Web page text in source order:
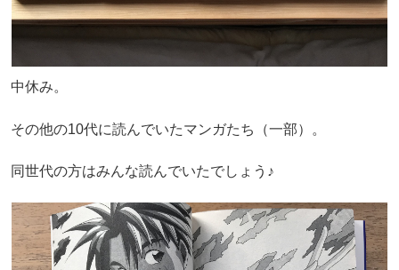
中休み。
その他の10代に読んでいたマンガたち（一部）。
同世代の方はみんな読んでいたでしょう♪